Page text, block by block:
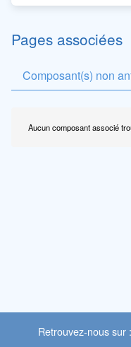
Pages associées
Composant(s) non
Aucun composant associé
Retrouvez-nous sur :